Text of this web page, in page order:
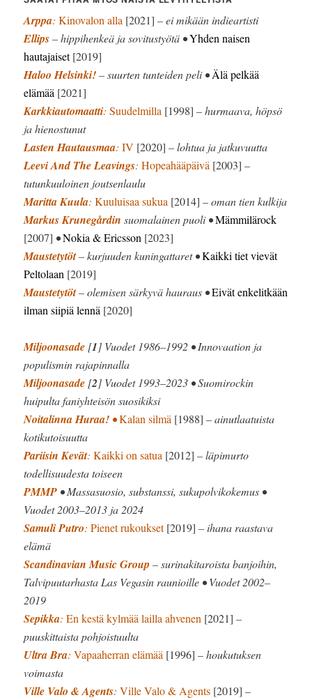
Arppa:Kinovalon alla [2021] – ei mikään indieartisti
Ellips– hippihenkeä ja sovitustyötä •Yhden naisen
hautajaiset[2019]
Haloo Helsinki!– suurten tunteiden peli •Älä pelkää
elämää [2021]
Karkkiautomaatti:Suudelmilla [1998] – hurmaava, höpsö
ja hienostunut
Lasten Hautausmaa:IV [2020] – lohtua ja jatkuvuutta
Leevi And The Leavings:Hopeahääpäivä [2003] –
tutunkuuloinen joutsenlaulu
Maritta Kuula:Kuuluisaa sukua [2014] – oman tien kulkija
Markus Krunegårdin suomalainen puoli •Mämmilärock
[2007] •Nokia & Ericsson [2023]
Maustetytöt– kurjuuden kuningattaret •Kaikki tiet vievät
Peltolaan [2019]
Maustetytöt– olemisen särkyvä hauraus •Eivät enkelitkään
ilman siipiä lennä [2020]
Miljoonasade [1] Vuodet 1986–1992 • Innovaation ja
populismin rajapinnalla
Miljoonasade [2] Vuodet 1993–2023 • Suomirockin
huipulta faniyhteisön suosikiksi
Noitalinna Huraa! •Kalan silmä [1988] – ainutlaatuista
kotikutoisuutta
Pariisin Kevät:Kaikki on satua [2012] – läpimurto
todellisuudesta toiseen
PMMP • Massasuosio, substanssi, sukupolvikokemus •
Vuodet 2003–2013 ja 2024
Samuli Putro:Pienet rukoukset[2019] – ihana raastava
elämä
Scandinavian Music Group – surinakitaroista banjoihin,
Talvipuutarhasta Las Vegasin raunioille • Vuodet 2002–
2019
Sepikka:En kestä kylmää lailla ahvenen [2021] –
puuskittaista pohjoistuulta
Ultra Bra:Vapaaherran elämää [1996] – houkutuksen
voimasta
Ville Valo & Agents:Ville Valo & Agents [2019] –